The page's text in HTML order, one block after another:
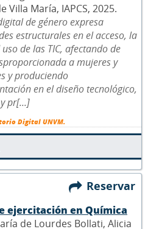
Villa María, IAPCS, 2025.
de género expresa
estructurales en el acceso, la
de las TIC, afectando de
a mujeres y
y produciendo
en el diseño tecnológico,
pr[...]
Digital UNVM.
Reservar
ejercitación en Química
de Lourdes Bollati, Alicia